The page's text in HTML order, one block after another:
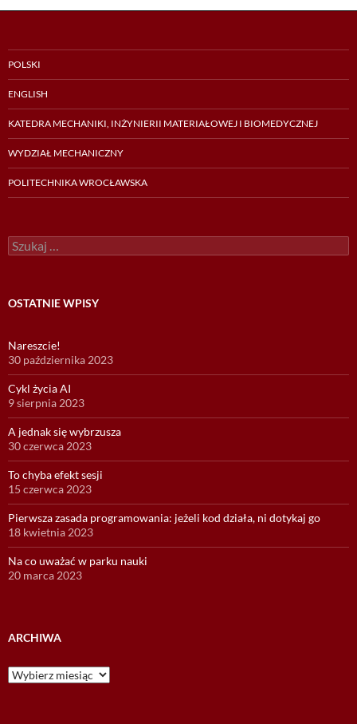
POLSKI
ENGLISH
KATEDRA MECHANIKI, INŻYNIERII MATERIAŁOWEJ I BIOMEDYCZNEJ
WYDZIAŁ MECHANICZNY
POLITECHNIKA WROCŁAWSKA
Szukaj:
OSTATNIE WPISY
Nareszcie!
30 października 2023
Cykl życia AI
9 sierpnia 2023
A jednak się wybrzusza
30 czerwca 2023
To chyba efekt sesji
15 czerwca 2023
Pierwsza zasada programowania: jeżeli kod działa, ni dotykaj go
18 kwietnia 2023
Na co uważać w parku nauki
20 marca 2023
ARCHIWA
Archiwa